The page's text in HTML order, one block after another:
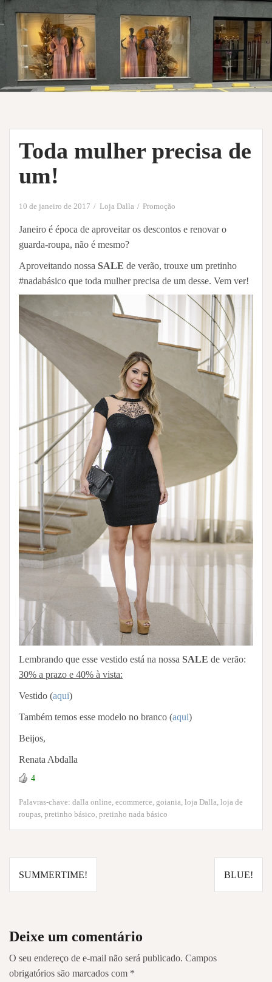
Toda mulher precisa de
um!
10 de janeiro de 2017 Loja Dalla Promoção
Janeiro é época de aproveitar os descontos e renovar o
guarda-roupa, não é mesmo?
Aproveitando nossa SALE de verão, trouxe um pretinho
#nadabásico que toda mulher precisa de um desse. Vem ver!
Lembrando que esse vestido está na nossa SALE de verão:
30% a prazo e 40% à vista:
Vestido (aqui)
Também temos esse modelo no branco (aqui)
Beijos,
Renata Abdalla
4
Palavras-chave: dalla online, ecommerce, goiania, loja Dalla, loja de
roupas, pretinho básico, pretinho nada básico
Navegação
de
SUMMERTIME! BLUE!
Deixe um comentário
O seu endereço de e-mail não será publicado. Campos
obrigatórios são marcados com *